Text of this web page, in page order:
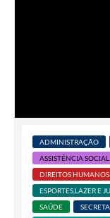
Telefones Úteis
Ouvidoria
ADMINISTRAÇÃO
ASSISTÊNCIA SOCIAL
DIREITOS HUMANOS
ESPORTES,LAZER E
SAÚDE